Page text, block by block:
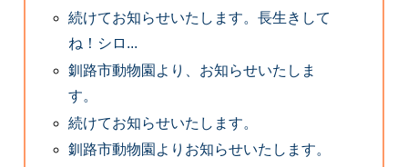
続けてお知らせいたします。長生きして
ね！シロ...
釧路市動物園より、お知らせいたしま
す。
続けてお知らせいたします。
釧路市動物園よりお知らせいたします。